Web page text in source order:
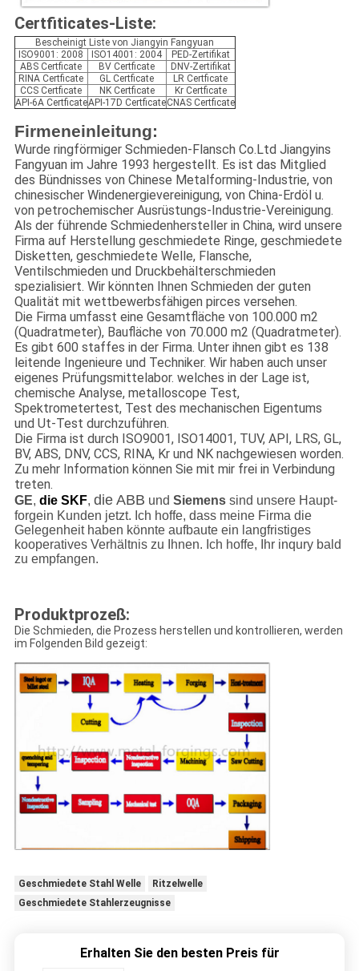
Certfiticates-Liste:
Bescheinigt Liste von Jiangyin Fangyuan
ISO9001: 2008
ISO14001: 2004
PED-Zertifikat
ABS Certficate
BV Certficate
DNV-Zertifikat
RINA Certficate
GL Certficate
LR Certficate
CCS Certficate
NK Certficate
Kr Certficate
API-6A CertficateAPI-17D CertficateCNAS Certficate
Firmeneinleitung:
Wurde ringförmiger Schmieden-Flansch Co.Ltd Jiangyins
Fangyuan im Jahre 1993 hergestellt. Es ist das Mitglied
des Bündnisses von Chinese Metalforming-Industrie, von
chinesischer Windenergievereinigung, von China-Erdöl u.
von petrochemischer Ausrüstungs-Industrie-Vereinigung.
Als der führende Schmiedenhersteller in China, wird unsere
Firma auf Herstellung geschmiedete Ringe, geschmiedete
Disketten, geschmiedete Welle, Flansche,
Ventilschmieden und Druckbehälterschmieden
spezialisiert. Wir könnten Ihnen Schmieden der guten
Qualität mit wettbewerbsfähigen pirces versehen.
Die Firma umfasst eine Gesamtfläche von 100.000 m2
(Quadratmeter), Baufläche von 70.000 m2 (Quadratmeter).
Es gibt 600 staffes in der Firma. Unter ihnen gibt es 138
leitende Ingenieure und Techniker. Wir haben auch unser
eigenes Prüfungsmittelabor. welches in der Lage ist,
chemische Analyse, metalloscope Test,
Spektrometertest, Test des mechanischen Eigentums
und Ut-Test durchzuführen.
Die Firma ist durch ISO9001, ISO14001, TUV, API, LRS, GL,
BV, ABS, DNV, CCS, RINA, Kr und NK nachgewiesen worden.
Zu mehr Information können Sie mit mir frei in Verbindung
treten.
GE, die SKF, die ABB und Siemens sind unsere Haupt-
forgein Kunden jetzt. Ich hoffe, dass meine Firma die
Gelegenheit haben könnte aufbaute ein langfristiges
kooperatives Verhältnis zu Ihnen. Ich hoffe, Ihr inqury bald
zu empfangen.
Produktprozeß:
Die Schmieden, die Prozess herstellen und kontrollieren, werden
im Folgenden Bild gezeigt:
Geschmiedete Stahl Welle
Ritzelwelle
Geschmiedete Stahlerzeugnisse
Erhalten Sie den besten Preis für